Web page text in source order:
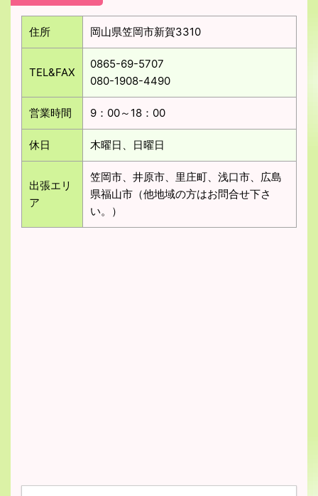
住所 岡山県笠岡市新賀3310
TEL&FAX
0865-69-5707
080-1908-4490
営業時間 9：00～18：00
休日 木曜日、日曜日
出張エリ
ア
笠岡市、井原市、里庄町、浅口市、広島
県福山市（他地域の方はお問合せ下さ
い。）